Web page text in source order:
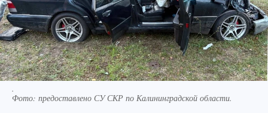
.
Фото: предоставлено СУ СКР по Калининградской области.